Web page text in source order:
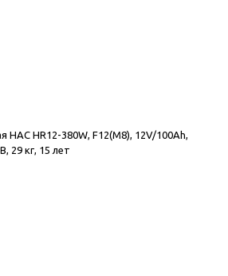
HAC HR12-380W, F12(M8), 12V/100Ah,
29 кг, 15 лет